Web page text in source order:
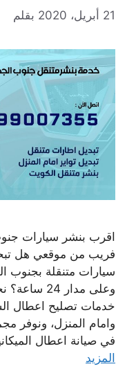
21 أبريل، 2020 بقلم
اقرب بنشر سيارات
فريب من موقعي هل
سيارات متنقلة بجنوب
وعلى مدار
خدمات تصليح اعطال
وامام المنزل، ونوفر
في صيانة اعطال
المزيد